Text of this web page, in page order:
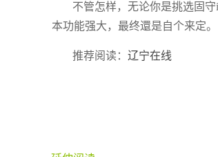
不管怎样，无论你是挑选固
本功能强大，最终還是自个来定。
推荐阅读： 辽宁在线